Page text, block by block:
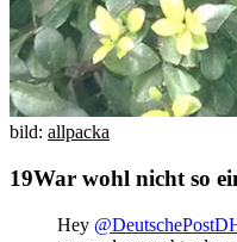
bild: allpacka
War wohl nicht so
Hey